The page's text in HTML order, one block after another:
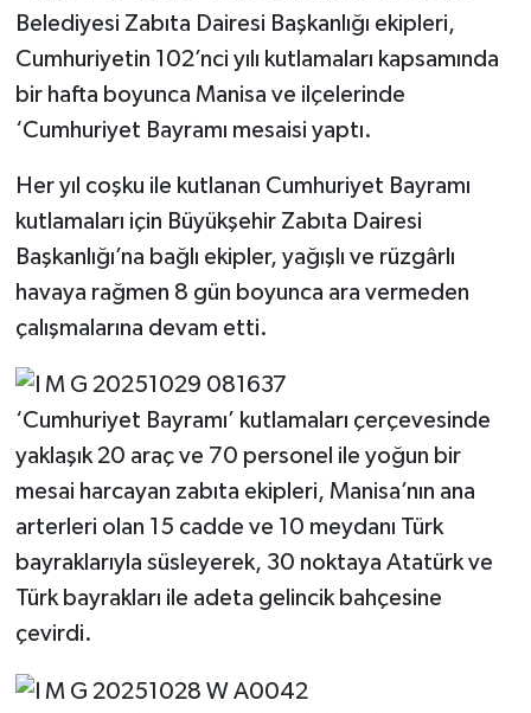
Belediyesi Zabıta Dairesi Başkanlığı ekipleri,
Cumhuriyetin 102’nci yılı kutlamaları kapsamında
bir hafta boyunca Manisa ve ilçelerinde
‘Cumhuriyet Bayramı mesaisi yaptı.
Her yıl coşku ile kutlanan Cumhuriyet Bayramı
kutlamaları için Büyükşehir Zabıta Dairesi
Başkanlığı’na bağlı ekipler, yağışlı ve rüzgârlı
havaya rağmen 8 gün boyunca ara vermeden
çalışmalarına devam etti.
‘Cumhuriyet Bayramı’ kutlamaları çerçevesinde
yaklaşık 20 araç ve 70 personel ile yoğun bir
mesai harcayan zabıta ekipleri, Manisa’nın ana
arterleri olan 15 cadde ve 10 meydanı Türk
bayraklarıyla süsleyerek, 30 noktaya Atatürk ve
Türk bayrakları ile adeta gelincik bahçesine
çevirdi.